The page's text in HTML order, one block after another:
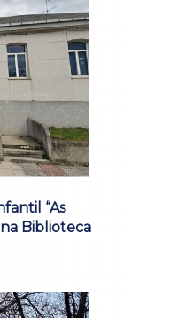
“As
Biblioteca